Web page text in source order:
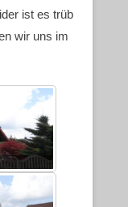
ist es trüb
wir uns im